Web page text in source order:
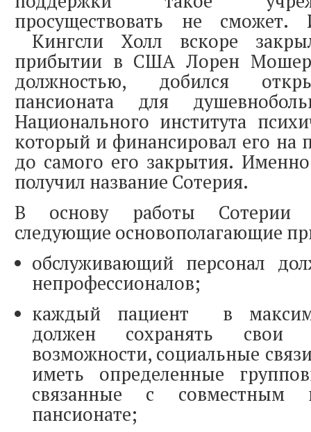
просуществовать не сможет.
Кингсли Холл вскоре
прибытии в США Лорен Мошер,
должностью, добился
пансионата для
Национального института
который и финансировал его на
до самого его закрытия.
получил название Сотерия.
В основу работы Сотерии
следующие основополагающие
обслуживающий персонал
непрофессионалов;
каждый пациент в
должен сохранять свои
возможности, социальные
иметь определенные
связанные с совместным
пансионате;